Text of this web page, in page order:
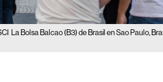
La Bolsa Balcao (B3) de Brasil en Sao Paulo,